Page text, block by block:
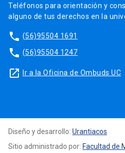
Teléfonos para orientación y
alguno de tus derechos en la
phone (56)95504 1691
phone (56)95504 1247
launch Ir a la Oficina de Ombuds UC
Diseño y desarrollo: Urantiacos
Sitio administrado por: Facultad de